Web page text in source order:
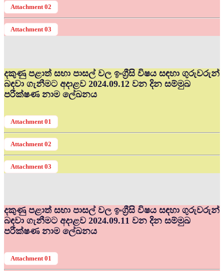
Attachment 02
Attachment 03
දකුණු පළාත් සභා පාසල් වල ඉංග්‍රීසි විෂය සඳහා ගුරුවරුන්
බඳවා ගැනීමට අදාළව 2024.09.12 වන දින සම්මුඛ
පරීක්ෂණ නාම ලේඛනය
Attachment 01
Attachment 02
Attachment 03
දකුණු පළාත් සභා පාසල් වල ඉංග්‍රීසි විෂය සඳහා ගුරුවරුන්
බඳවා ගැනීමට අදාළව 2024.09.11 වන දින සම්මුඛ
පරීක්ෂණ නාම ලේඛනය
Attachment 01